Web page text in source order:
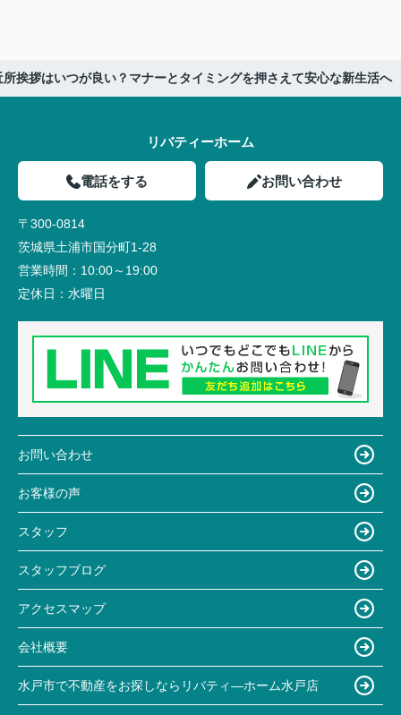
挨拶はいつが良い？マナーとタイミングを押さえて安心な新生活へ
リバティーホーム
電話をする お問い合わせ
〒300-0814
茨城県土浦市国分町1-28
営業時間： 10:00～19:00
定休日： 水曜日
お問い合わせ
お客様の声
スタッフ
スタッフブログ
アクセスマップ
会社概要
水戸市で不動産をお探しならリバティ―ホーム水戸店